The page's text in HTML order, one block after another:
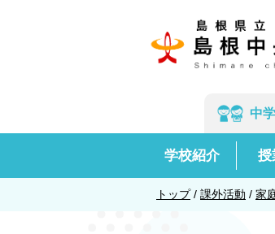
中
学校紹介 授
現
トップ/ 課外活動 / 家